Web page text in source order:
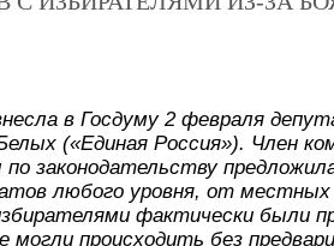
в Госдуму 2 февраля
(«Единая Россия»). Член
законодательству
любого уровня, от
фактически были
могли происходить без